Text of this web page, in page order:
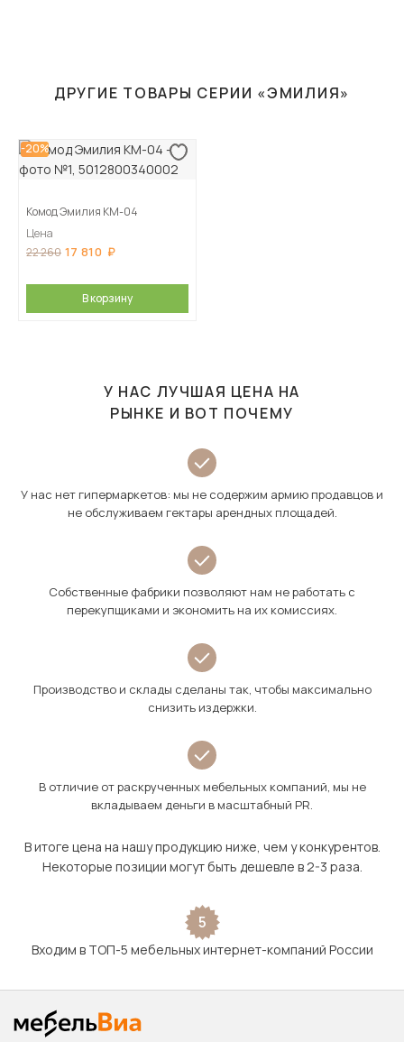
ДРУГИЕ ТОВАРЫ СЕРИИ «ЭМИЛИЯ»
-20%
Комод Эмилия КМ-04
Цена
22 260 17 810
В корзину
У НАС ЛУЧШАЯ ЦЕНА НА
РЫНКЕ И ВОТ ПОЧЕМУ
У нас нет гипермаркетов: мы не содержим армию продавцов и
не обслуживаем гектары арендных площадей.
Собственные фабрики позволяют нам не работать с
перекупщиками и экономить на их комиссиях.
Производство и склады сделаны так, чтобы максимально
снизить издержки.
В отличие от раскрученных мебельных компаний, мы не
вкладываем деньги в масштабный PR.
В итоге цена на нашу продукцию ниже, чем у конкурентов.
Некоторые позиции могут быть дешевле в 2-3 раза.
5
Входим в ТОП-5 мебельных интернет-компаний России